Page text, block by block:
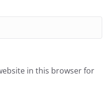
in this browser for